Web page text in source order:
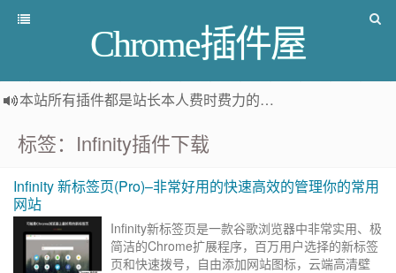
Chrome插件屋
本站所有插件都是站长本人费时费力的人工筛选推荐
标签：Infinity插件下载
Infinity 新标签页(Pro)–非常好用的快速高效的管理你的常用
网站
Infinity新标签页是一款谷歌浏览器中非常实用、极
简洁的Chrome扩展程序，百万用户选择的新标签
页和快速拨号，自由添加网站图标，云端高清壁